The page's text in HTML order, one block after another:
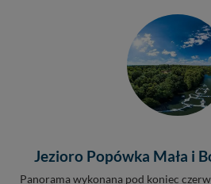
Jezioro Popówka Mała i
Panorama wykonana pod koniec